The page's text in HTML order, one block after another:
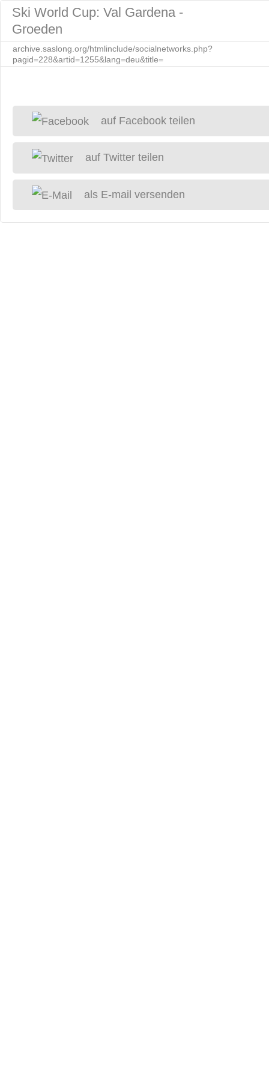
Ski World Cup: Val Gardena -
Groeden
archive.saslong.org/htmlinclude/socialnetworks.php?
pagid=228&artid=1255&lang=deu&title=
auf Facebook teilen
auf Twitter teilen
als E-mail versenden